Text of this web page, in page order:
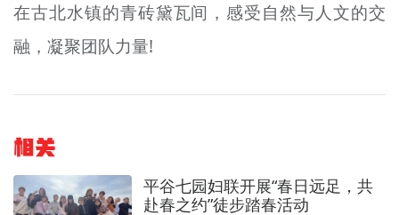
在古北水镇的青砖黛瓦间，感受自然与人文的交
融，凝聚团队力量!
相关
平谷七园妇联开展“春日远足，共
赴春之约”徒步踏春活动